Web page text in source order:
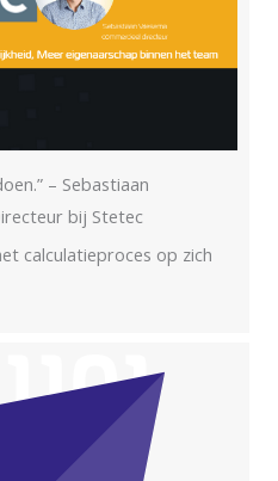
– Sebastiaan
bij Stetec
calculatieproces op zich